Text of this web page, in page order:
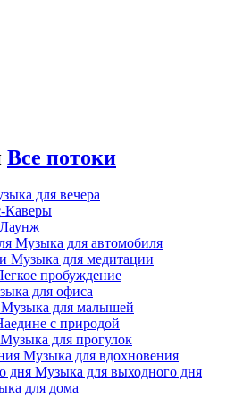
Все потоки
для вечера
Каверы
Музыка для автомобиля
Музыка для медитации
пробуждение
для офиса
Музыка для малышей
с природой
Музыка для прогулок
Музыка для вдохновения
Музыка для выходного дня
для дома